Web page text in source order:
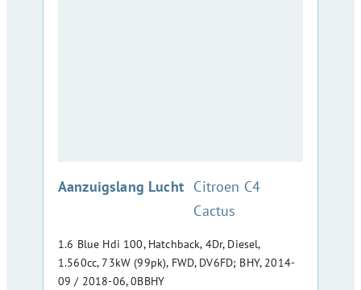
Aanzuigslang Lucht :Citroen C4
Cactus
1.6 Blue Hdi 100, Hatchback, 4Dr, Diesel,
1.560cc, 73kW (99pk), FWD, DV6FD; BHY, 2014-
09 / 2018-06, 0BBHY